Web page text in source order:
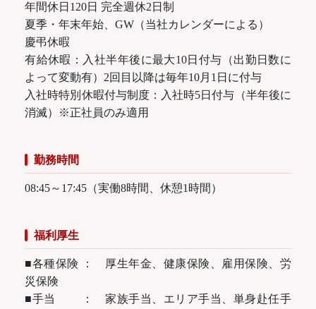
年間休日120日 完全週休2日制
夏季・年末年始、GW（当社カレンダーによる）
慶弔休暇
有給休暇：入社半年後に最大10日付与（出勤日数に
よって変動有）2回目以降は毎年10月1日に付与
入社時特別休暇付与制度：入社時5日付与（半年後に
消滅）※正社員のみ適用
勤務時間
08:45～17:45（実働8時間、休憩1時間）
福利厚生
■各種保険 ： 厚生年金、健康保険、雇用保険、労
災保険
■手当 ： 家族手当、エリア手当、単身赴任手